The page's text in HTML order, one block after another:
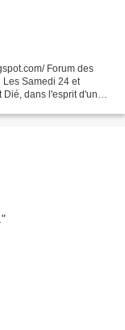
Forum des
Samedi 24 et
Dié, dans l'esprit d'un